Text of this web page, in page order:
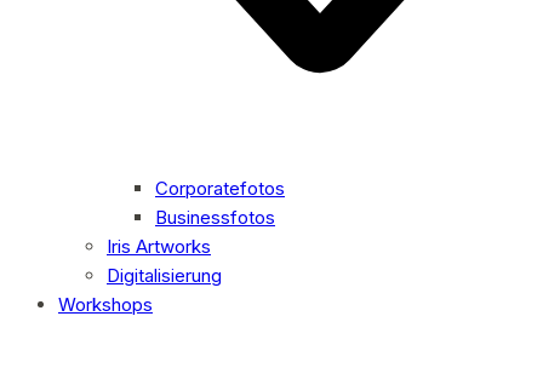
Corporatefotos
Businessfotos
Iris Artworks
Digitalisierung
Workshops